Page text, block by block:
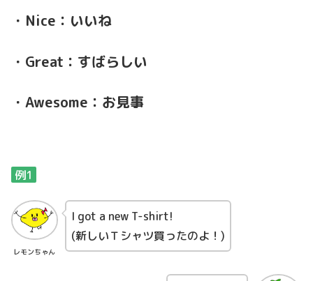
・Nice：いいね
・Great：すばらしい
・Awesome：お見事
例1
レモンちゃん
I got a new T-shirt!
(新しいＴシャツ買ったのよ！)